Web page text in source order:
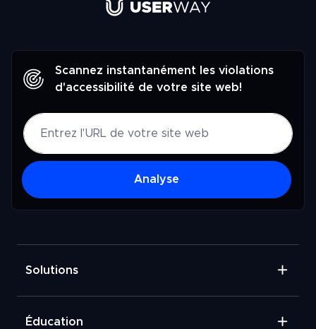
Lien vers la page d'accueil de
Scannez instantanément les violations
d'accessibilité de votre site web!
Analyse
Solutions
Éducation